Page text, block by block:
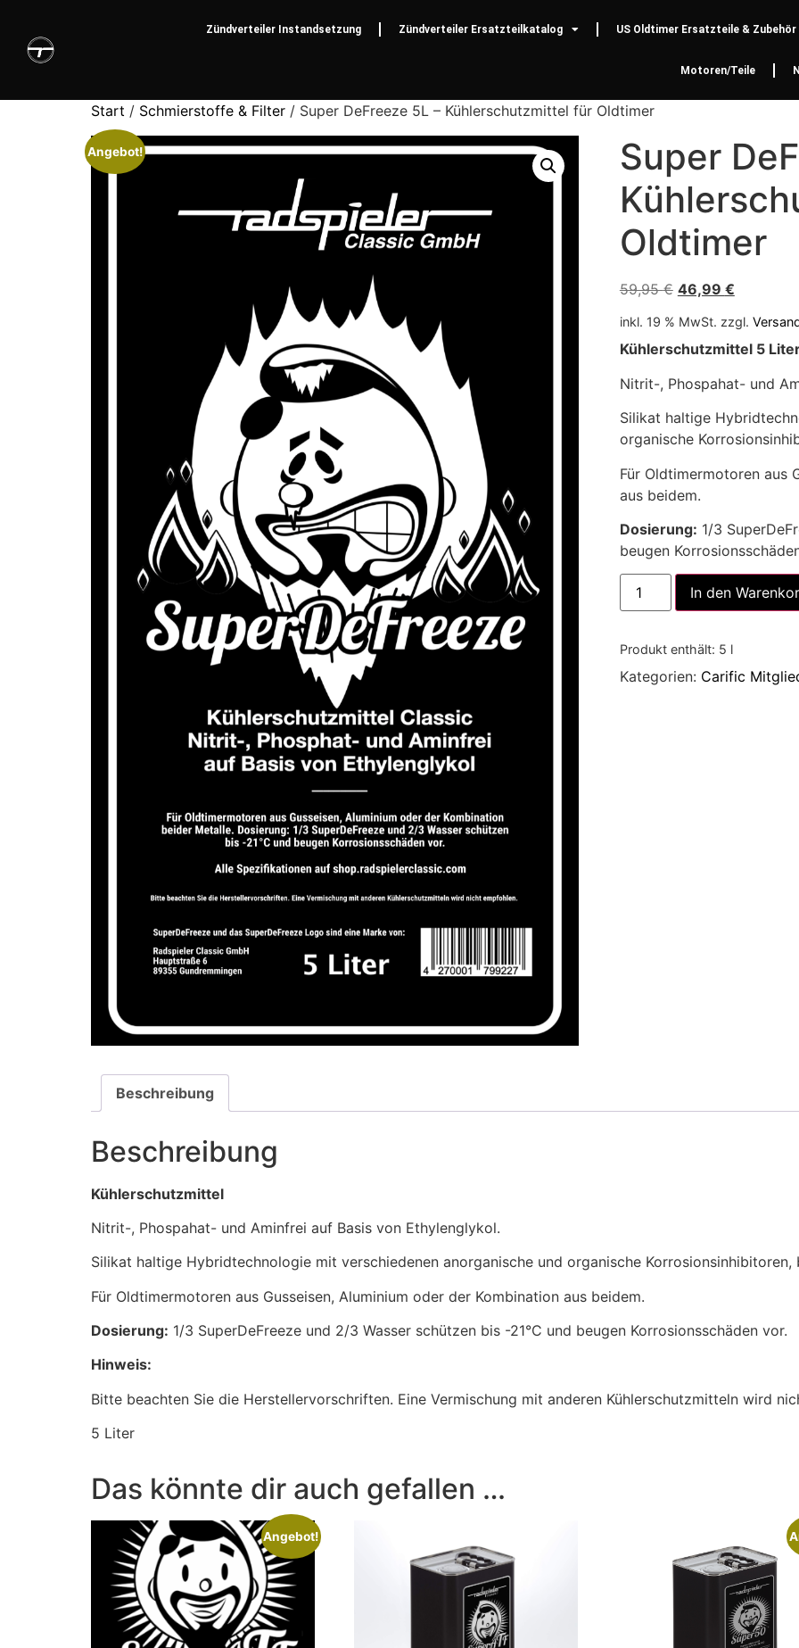
Zündverteiler Instandsetzung Zündverteiler Ersatzteilkatalog US Oldtimer Ersatzteile & Zubehör
Motoren/Teile
Start / Schmierstoffe & Filter / Super DeFreeze 5L – Kühlerschutzmittel für Oldtimer
Angebot!
Super
Oldtimer
59,95€ 46,99 €
inkl. 19 % MwSt. zzgl.
Kühlerschutzmittel 5
Nitrit-, Phospahat- und
Silikat haltige
organische
Für Oldtimermotoren aus
aus beidem.
Dosierung: 1/3
beugen
In den
Produkt enthält: 5 l
Kategorien: Carific
Beschreibung
Beschreibung
Kühlerschutzmittel
Nitrit-, Phospahat- und Aminfrei auf Basis von Ethylenglykol.
Silikat haltige Hybridtechnologie mit verschiedenen anorganische und organische
Für Oldtimermotoren aus Gusseisen, Aluminium oder der Kombination aus beidem.
Dosierung: 1/3 SuperDeFreeze und 2/3 Wasser schützen bis -21°C und beugen Korrosionsschäden vor.
Hinweis:
Bitte beachten Sie die Herstellervorschriften. Eine Vermischung mit anderen Kühlerschutzmitteln wird
5 Liter
Das könnte dir auch gefallen …
Angebot!